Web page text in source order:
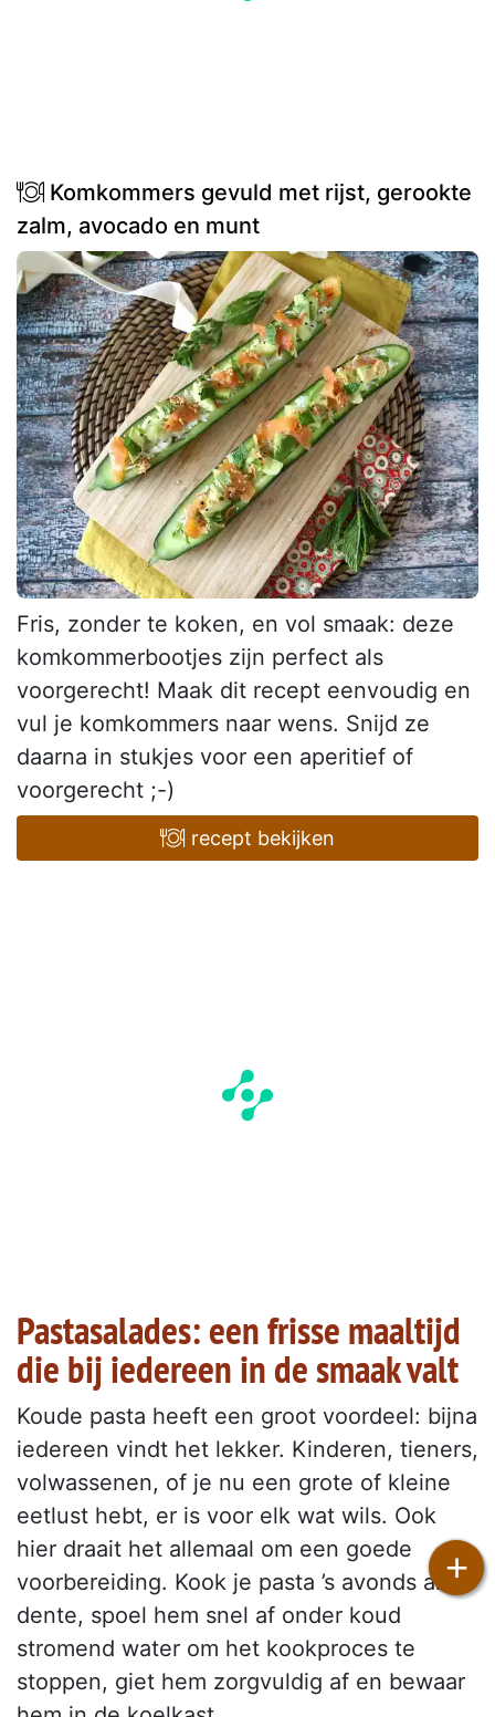
Komkommers gevuld met rijst, gerookte
zalm, avocado en munt
Fris, zonder te koken, en vol smaak: deze
komkommerbootjes zijn perfect als
voorgerecht! Maak dit recept eenvoudig en
vul je komkommers naar wens. Snijd ze
daarna in stukjes voor een aperitief of
voorgerecht ;-)
recept bekijken
Pastasalades: een frisse maaltijd
die bij iedereen in de smaak valt
Koude pasta heeft een groot voordeel: bijna
iedereen vindt het lekker. Kinderen, tieners,
volwassenen, of je nu een grote of kleine
eetlust hebt, er is voor elk wat wils. Ook
hier draait het allemaal om een goede
voorbereiding. Kook je pasta ’s avonds al
dente, spoel hem snel af onder koud
stromend water om het kookproces te
stoppen, giet hem zorgvuldig af en bewaar
+